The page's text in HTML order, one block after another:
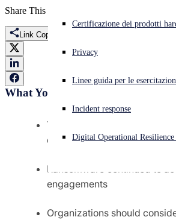
Cyberattacco in corso? Ottieni assistenza
Accedi
Open search
Italiano Open language switcher
Certificazione dei prodotti
Privacy
Linee guida per le
Incident response
Digital Operational
Share This
Link Copied
What You'll Learn:
The increasing prevalence of
compromise (BEC)
Ransomware continued to
engagements
Organizations should